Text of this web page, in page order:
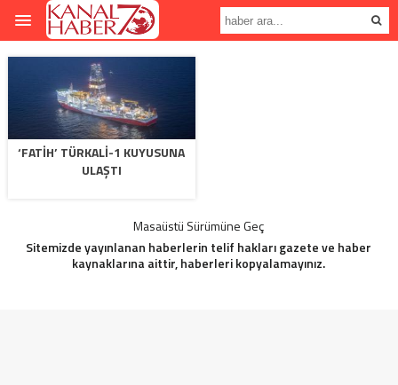
‘FATIH’ TÜRKALI-1 KUYUSUNA
ULAŞTI
Masaüstü Sürümüne Geç
Sitemizde yayınlanan haberlerin telif hakları gazete ve haber
kaynaklarına aittir, haberleri kopyalamayınız.